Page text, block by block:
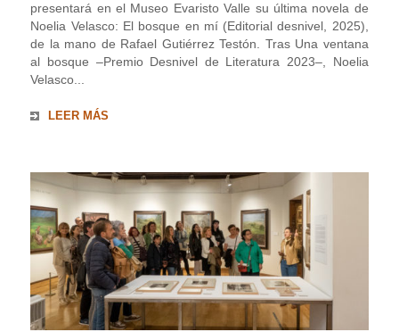
presentará en el Museo Evaristo Valle su última novela de
Noelia Velasco: El bosque en mí (Editorial desnivel, 2025),
de la mano de Rafael Gutiérrez Testón. Tras Una ventana
al bosque ‒Premio Desnivel de Literatura 2023‒, Noelia
Velasco...
LEER MÁS